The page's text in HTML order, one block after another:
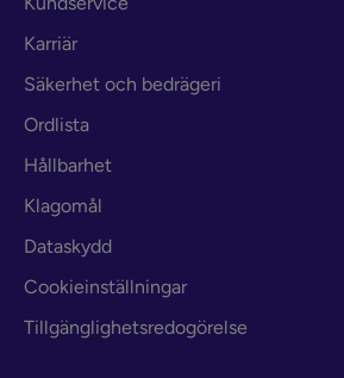
Karriär
Säkerhet och bedrägeri
Ordlista
Hållbarhet
Klagomål
Dataskydd
Cookieinställningar
Tillgänglighetsredogörelse